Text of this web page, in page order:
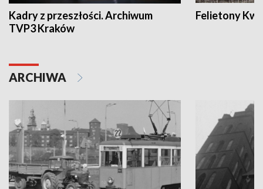
Kadry z przeszłości. Archiwum
TVP3 Kraków
Felietony
ARCHIWA